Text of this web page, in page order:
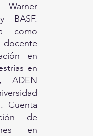
Warner
BASF.
como
en
en
ADEN
Cuenta
de
en